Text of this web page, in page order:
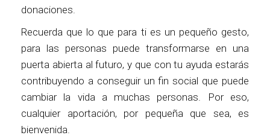
donaciones.
Recuerda que lo que para ti es un pequeño gesto,
para las personas puede transformarse en una
puerta abierta al futuro, y que con tu ayuda estarás
contribuyendo a conseguir un fin social que puede
cambiar la vida a muchas personas. Por eso,
cualquier aportación, por pequeña que sea, es
bienvenida.